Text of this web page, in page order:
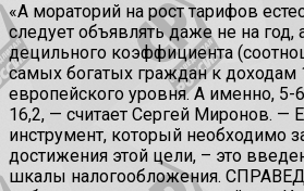
«А мораторий на рост тарифов
следует объявлять даже не на год,
децильного коэффициента
самых богатых граждан к
европейского уровня. А именно,
16,2, — считает Сергей Миронов.
инструмент, который необходимо
достижения этой цели, – это
шкалы налогообложения.